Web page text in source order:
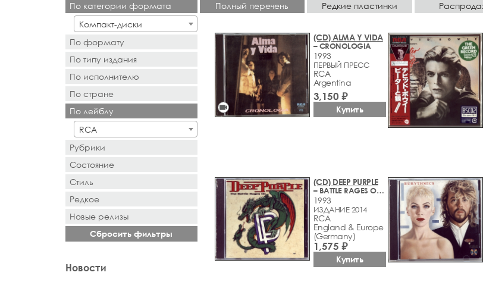
По категории формата
Компакт-диски
По формату
- Выбор -
По типу издания
- Выбор -
По исполнителю
- Поиск или выбор -
По стране
- Поиск или выбор -
По лейблу
RCA
Рубрики
Состояние
Стиль
Редкое
Новыe рeлизы
Сбросить фильтры
Новости
Полный перечень Редкие пластинки
videocam
(CD) ALMA Y VIDA
– CRONOLOGIA
1993
ПЕРВЫЙ ПРЕСС
RCA
Argentina
3,150 ₽
Купить
(CD) DEEP PURPLE
– BATTLE RAGES ON…
1993
ИЗДАНИЕ 2014
RCA
England & Europe
(Germany)
1,575 ₽
Купить